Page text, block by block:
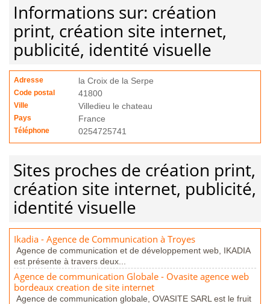
Informations sur: création
print, création site internet,
publicité, identité visuelle
Adresse la Croix de la Serpe
Code postal 41800
Ville Villedieu le chateau
Pays France
Téléphone 0254725741
Sites proches de création print,
création site internet, publicité,
identité visuelle
Ikadia - Agence de Communication à Troyes
Agence de communication et de développement web, IKADIA
est présente à travers deux...
Agence de communication Globale - Ovasite agence web
bordeaux creation de site internet
Agence de communication globale, OVASITE SARL est le fruit